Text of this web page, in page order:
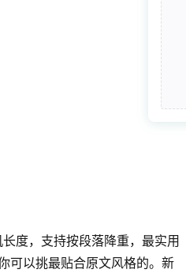
度，支持按段落降重，最实用
可以挑最贴合原文风格的。新